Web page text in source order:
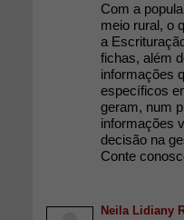
Com a
meio rural, o
a
fichas, além
informações
específicos
geram, num
informações
decisão na
Conte
Neila Lidiany